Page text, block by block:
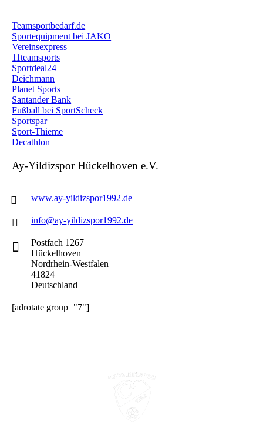
Teamsportbedarf.de
Sportequipment bei JAKO
Vereinsexpress
11teamsports
Sportdeal24
Deichmann
Planet Sports
Santander Bank
Fußball bei SportScheck
Sportspar
Sport-Thieme
Decathlon
Ay-Yildizspor Hückelhoven e.V.
www.ay-yildizspor1992.de
info@ay-yildizspor1992.de
Postfach 1267
Hückelhoven
Nordrhein-Westfalen
41824
Deutschland
[adrotate group="7"]